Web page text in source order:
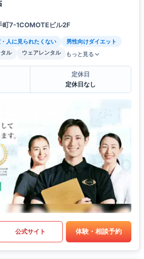
町7-1COMOTEビル2F
人に見られたくない
男性向けダイエット
ル ウェアレンタル もっと見る
定休日
定休日なし
公式サイト 体験・相談予約